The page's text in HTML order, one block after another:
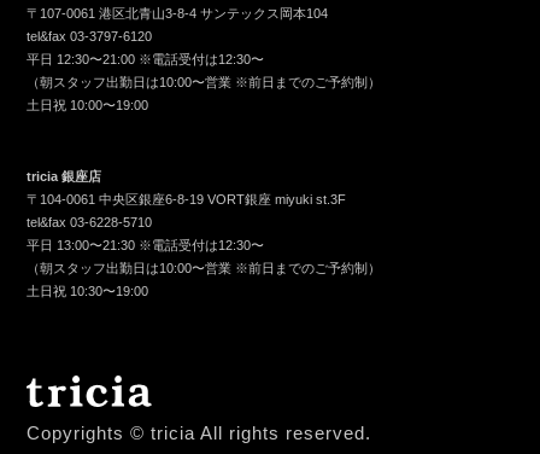
〒107-0061 港区北青山3-8-4 サンテックス岡本104
tel&fax03-3797-6120
平日 12:30〜21:00 ※電話受付は12:30〜
（朝スタッフ出勤日は10:00〜営業 ※前日までのご予約制）
土日祝 10:00〜19:00
tricia 銀座店
〒104-0061 中央区銀座6-8-19 VORT銀座 miyuki st.3F
tel&fax03-6228-5710
平日 13:00〜21:30 ※電話受付は12:30〜
（朝スタッフ出勤日は10:00〜営業 ※前日までのご予約制）
土日祝 10:30〜19:00
Copyrights © tricia All rights reserved.